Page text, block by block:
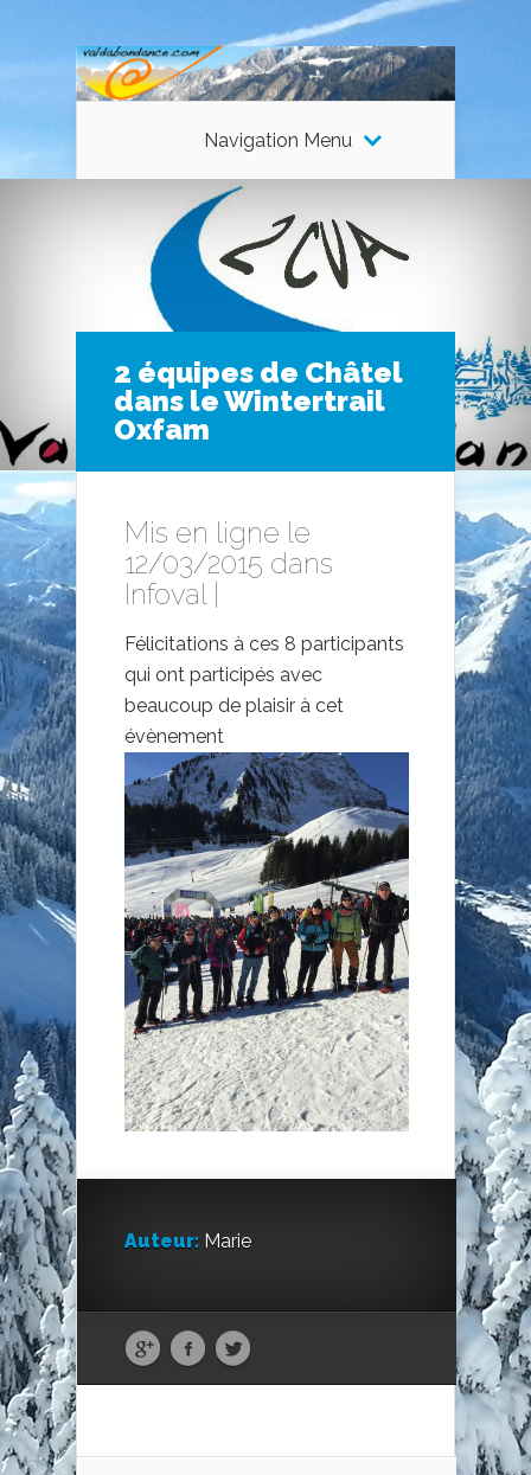
Navigation Menu
2 équipes de Châtel
dans le Wintertrail
Oxfam
Mis en ligne le
12/03/2015 dans
Infoval
Félicitations à ces 8 participants
qui ont participés avec
beaucoup de plaisir à cet
évènement
Auteur: Marie